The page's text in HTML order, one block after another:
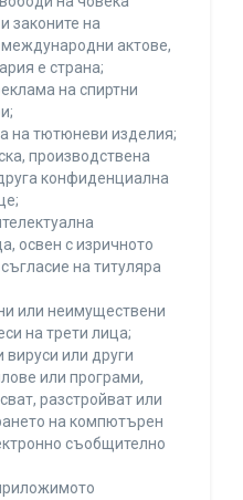
законите на
актове,
е страна;
на спиртни
на тютюневи изделия;
производствена
конфиденциална
освен с изричното
на титуляра
или неимуществени
на трети лица;
или други
или програми,
разстройват или
на компютърен
съобщително